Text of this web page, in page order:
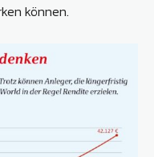
können.